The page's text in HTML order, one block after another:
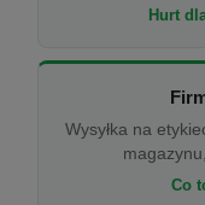
Hurt
Wysyłka na
Co